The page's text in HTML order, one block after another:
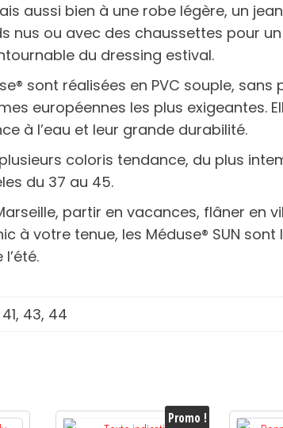
aussi bien à une robe légère, un
nus ou avec des chaussettes pour
du dressing estival.
sont réalisées en PVC souple, sans
européennes les plus exigeantes.
à l’eau et leur grande durabilité.
coloris tendance, du plus
du 37 au 45.
partir en vacances, flâner en
à votre tenue, les Méduse® SUN sont
43, 44
Promo !